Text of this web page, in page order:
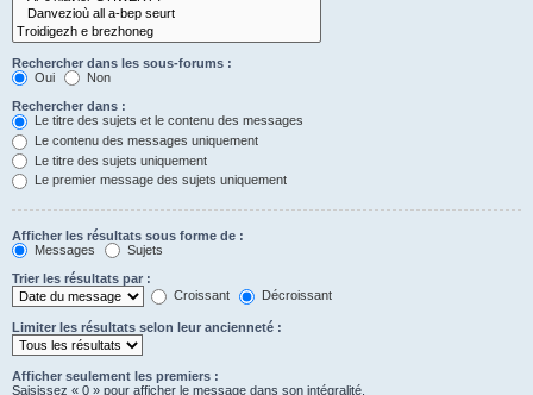
Rechercher dans les sous-forums :
Oui
Non
Rechercher dans :
Le titre des sujets et le contenu des messages
Le contenu des messages uniquement
Le titre des sujets uniquement
Le premier message des sujets uniquement
Afficher les résultats sous forme de :
Messages
Sujets
Trier les résultats par :
Croissant
Décroissant
Limiter les résultats selon leur ancienneté :
Afficher seulement les premiers :
Saisissez « 0 » pour afficher le message dans son intégralité.